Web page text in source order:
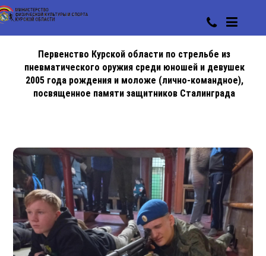
Первенство Курской области по стрельбе из
пневматического оружия среди юношей и девушек
2005 года рождения и моложе (лично-командное),
посвященное памяти защитников Сталинграда